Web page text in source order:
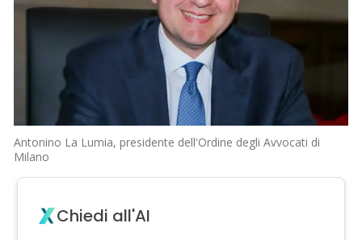
Antonino La Lumia, presidente dell'Ordine degli Avvocati di
Milano
Chiedi all'AI